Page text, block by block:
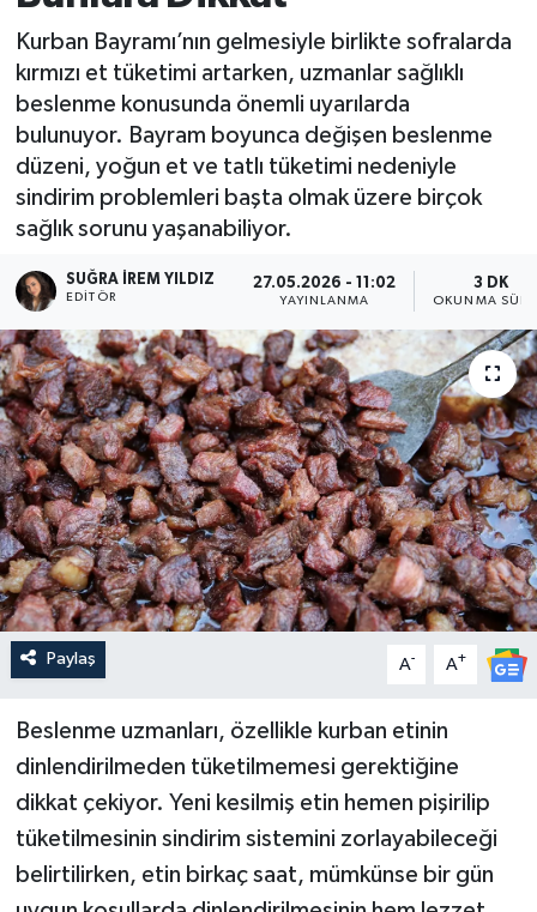
Kurban Bayramı’nın gelmesiyle birlikte sofralarda
kırmızı et tüketimi artarken, uzmanlar sağlıklı
beslenme konusunda önemli uyarılarda
bulunuyor. Bayram boyunca değişen beslenme
düzeni, yoğun et ve tatlı tüketimi nedeniyle
sindirim problemleri başta olmak üzere birçok
sağlık sorunu yaşanabiliyor.
SUĞRA İREM YILDIZ
EDITÖR
27.05.2026 - 11:02
YAYINLANMA
3 DK
OKUNMA
Paylaş A- A+
Beslenme uzmanları, özellikle kurban etinin
dinlendirilmeden tüketilmemesi gerektiğine
dikkat çekiyor. Yeni kesilmiş etin hemen pişirilip
tüketilmesinin sindirim sistemini zorlayabileceği
belirtilirken, etin birkaç saat, mümkünse bir gün